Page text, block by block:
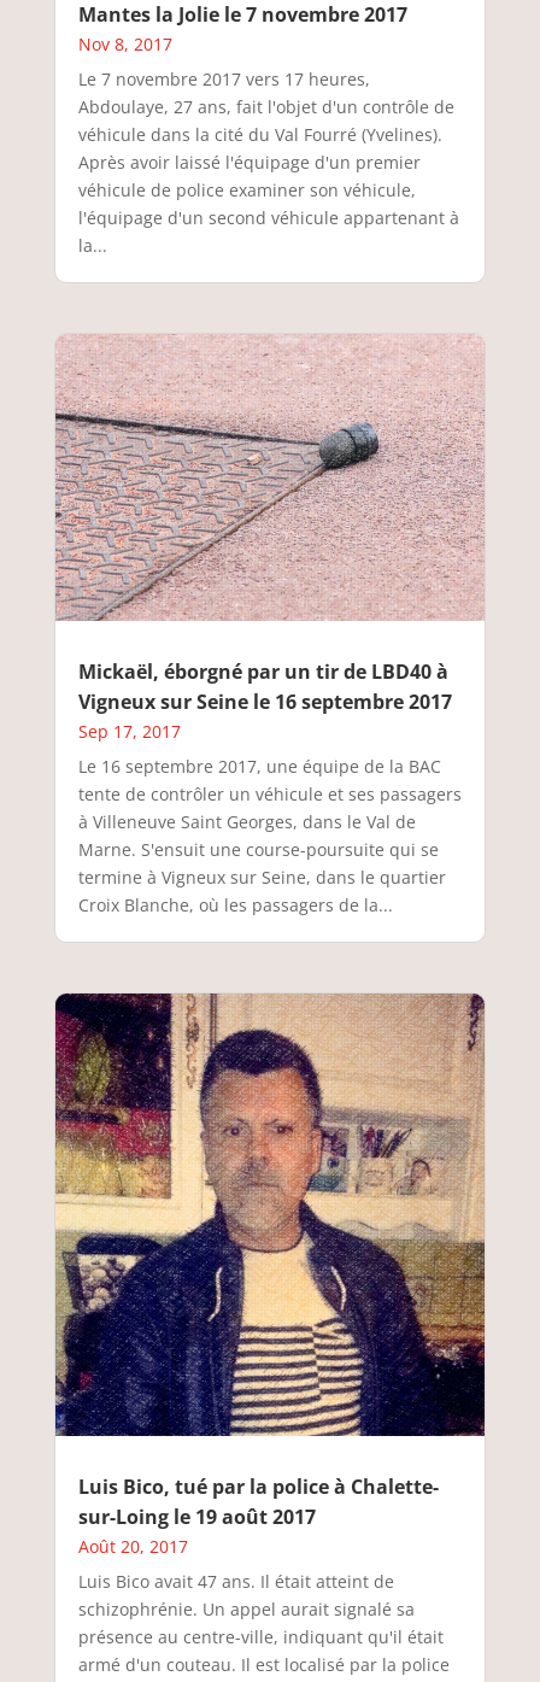
Mantes la Jolie le 7 novembre 2017
Nov 8, 2017
Le 7 novembre 2017 vers 17 heures,
Abdoulaye, 27 ans, fait l'objet d'un contrôle de
véhicule dans la cité du Val Fourré (Yvelines).
Après avoir laissé l'équipage d'un premier
véhicule de police examiner son véhicule,
l'équipage d'un second véhicule appartenant à
la...
Mickaël, éborgné par un tir de LBD40 à
Vigneux sur Seine le 16 septembre 2017
Sep 17, 2017
Le 16 septembre 2017, une équipe de la BAC
tente de contrôler un véhicule et ses passagers
à Villeneuve Saint Georges, dans le Val de
Marne. S'ensuit une course-poursuite qui se
termine à Vigneux sur Seine, dans le quartier
Croix Blanche, où les passagers de la...
Luis Bico, tué par la police à Chalette-
sur-Loing le 19 août 2017
Août 20, 2017
Luis Bico avait 47 ans. Il était atteint de
schizophrénie. Un appel aurait signalé sa
présence au centre-ville, indiquant qu'il était
armé d'un couteau. Il est localisé par la police